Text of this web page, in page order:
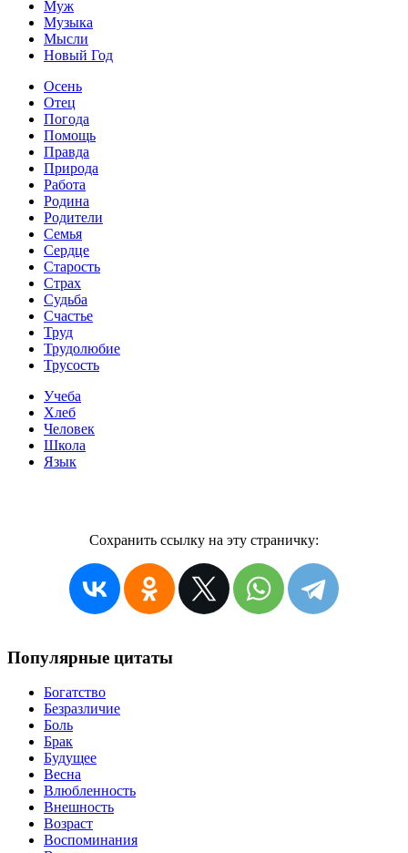
Муж
Музыка
Мысли
Новый Год
Осень
Отец
Погода
Помощь
Правда
Природа
Работа
Родина
Родители
Семья
Сердце
Старость
Страх
Судьба
Счастье
Труд
Трудолюбие
Трусость
Учеба
Хлеб
Человек
Школа
Язык
Сохранить ссылку на эту страничку:
Популярные цитаты
Богатство
Безразличие
Боль
Брак
Будущее
Весна
Влюбленность
Внешность
Возраст
Воспоминания